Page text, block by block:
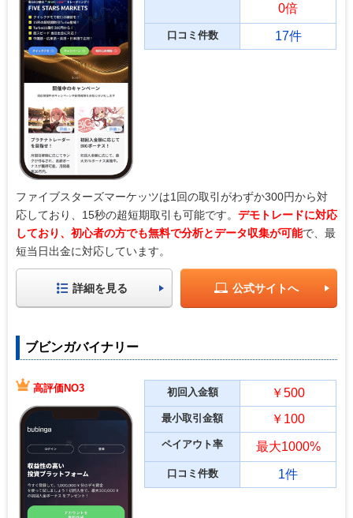
0倍
口コミ件数 17件
ファイブスターズマーケッツは1回の取引がわずか300円から対
応しており、15秒の超短期取引も可能です。 デモトレードに対応
しており、初心者の方でも無料で分析とデータ収集が可能で、最
短当日出金に対応しています。
詳細を見る 公式サイトへ
ブビンガバイナリー
高評価NO3 初回入金額 ￥500
最小取引金額 ￥100
ペイアウト率 最大1000%
口コミ件数 1件